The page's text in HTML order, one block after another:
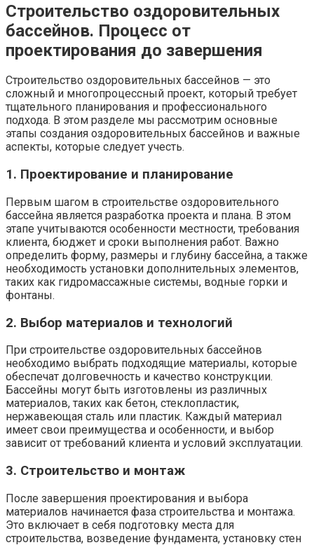
Строительство оздоровительных
бассейнов. Процесс от
проектирования до завершения
Строительство оздоровительных бассейнов — это
сложный и многопроцессный проект, который требует
тщательного планирования и профессионального
подхода. В этом разделе мы рассмотрим основные
этапы создания оздоровительных бассейнов и важные
аспекты, которые следует учесть.
1. Проектирование и планирование
Первым шагом в строительстве оздоровительного
бассейна является разработка проекта и плана. В этом
этапе учитываются особенности местности, требования
клиента, бюджет и сроки выполнения работ. Важно
определить форму, размеры и глубину бассейна, а также
необходимость установки дополнительных элементов,
таких как гидромассажные системы, водные горки и
фонтаны.
2. Выбор материалов и технологий
При строительстве оздоровительных бассейнов
необходимо выбрать подходящие материалы, которые
обеспечат долговечность и качество конструкции.
Бассейны могут быть изготовлены из различных
материалов, таких как бетон, стеклопластик,
нержавеющая сталь или пластик. Каждый материал
имеет свои преимущества и особенности, и выбор
зависит от требований клиента и условий эксплуатации.
3. Строительство и монтаж
После завершения проектирования и выбора
материалов начинается фаза строительства и монтажа.
Это включает в себя подготовку места для
строительства, возведение фундамента, установку стен